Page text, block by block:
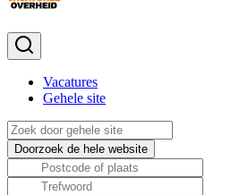
Vacatures
Gehele site